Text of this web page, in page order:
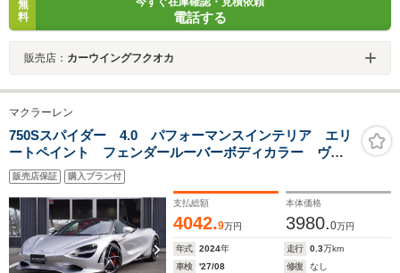
無
料
電話する
販売店： カーウイングフクオカ
マクラーレン
750Sスパイダー 4.0 パフォーマンスインテリア エリ
ートペイント フェンダールーバーボディカラー ヴォ
ルテックス5ツインスポーク鍛造ホイール
Bowers&Wilkinsオーディオ 電動コンフォートシートヘ
ッドライトボディカラーペイント
販売店保証 購入プラン付
支払総額
4042.9万円
本体価格
3980.0万円
年式 2024年 走行 0.3万km
車検
'27/08 修復
なし